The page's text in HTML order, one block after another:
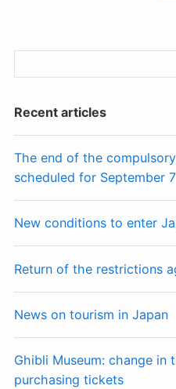
Recent articles
The end of the
scheduled for September 7
New conditions to enter
Return of the restrictions
News on tourism in Japan
Ghibli Museum: change in
purchasing tickets